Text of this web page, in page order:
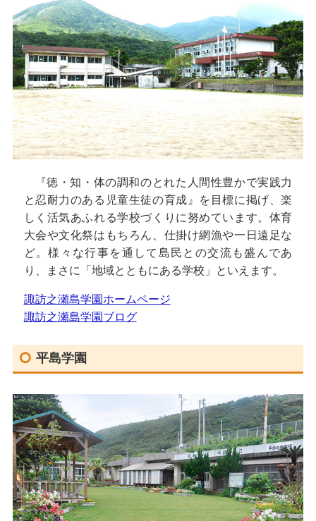
『徳・知・体の調和のとれた人間性豊かで実践力
と忍耐力のある児童生徒の育成』を目標に掲げ、楽
しく活気あふれる学校づくりに努めています。体育
大会や文化祭はもちろん、仕掛け網漁や一日遠足な
ど。様々な行事を通して島民との交流も盛んであ
り、まさに「地域とともにある学校」といえます。
諏訪之瀬島学園ホームページ
諏訪之瀬島学園ブログ
平島学園